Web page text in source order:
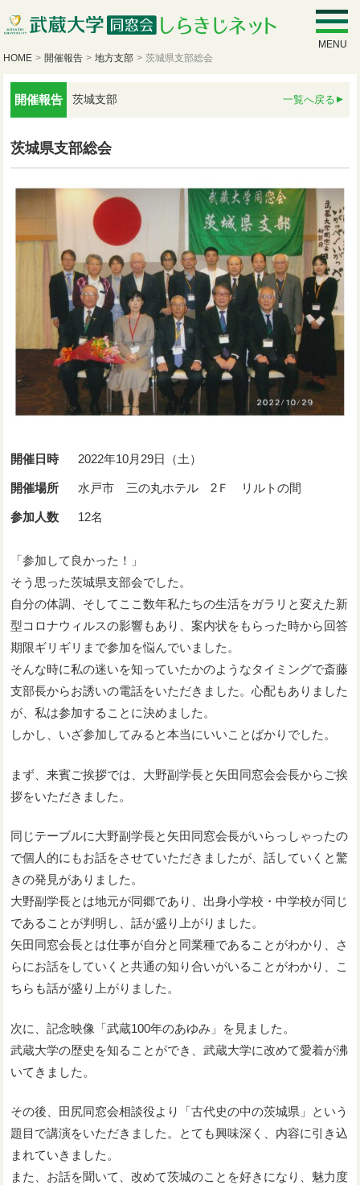
MENU
HOME > 開催報告 > 地方支部 > 茨城県支部総会
開催報告 茨城支部 一覧へ戻る
茨城県支部総会
開催日時 2022年10月29日（土）
開催場所 水戸市 三の丸ホテル 2Ｆ リルトの間
参加人数 12名
「参加して良かった！」
そう思った茨城県支部会でした。
自分の体調、そしてここ数年私たちの生活をガラリと変えた新
型コロナウィルスの影響もあり、案内状をもらった時から回答
期限ギリギリまで参加を悩んでいました。
そんな時に私の迷いを知っていたかのようなタイミングで斎藤
支部長からお誘いの電話をいただきました。心配もありました
が、私は参加することに決めました。
しかし、いざ参加してみると本当にいいことばかりでした。
まず、来賓ご挨拶では、大野副学長と矢田同窓会会長からご挨
拶をいただきました。
同じテーブルに大野副学長と矢田同窓会長がいらっしゃったの
で個人的にもお話をさせていただきましたが、話していくと驚
きの発見がありました。
大野副学長とは地元が同郷であり、出身小学校・中学校が同じ
であることが判明し、話が盛り上がりました。
矢田同窓会長とは仕事が自分と同業種であることがわかり、さ
らにお話をしていくと共通の知り合いがいることがわかり、こ
ちらも話が盛り上がりました。
次に、記念映像「武蔵100年のあゆみ」を見ました。
武蔵大学の歴史を知ることができ、武蔵大学に改めて愛着が沸
いてきました。
その後、田尻同窓会相談役より「古代史の中の茨城県」という
題目で講演をいただきました。とても興味深く、内容に引き込
まれていきました。
また、お話を聞いて、改めて茨城のことを好きになり、魅力度